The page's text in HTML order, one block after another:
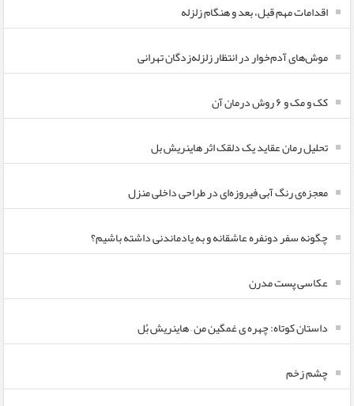
اقدامات مهم قبل، بعد و هنگام زلزله
موش‌های آدم‌خوار در انتظار زلزله‌زدگان تهرانی
کک و مک و ۶ روش درمان آن
تحلیل رمان عقاید یک دلقک اثر هاینریش بل
معجزه‌ی رنگ آبی فیروزه‌ای در طراحی داخلی منزل
چگونه سفر دونفره عاشقانه و به یادماندنی داشته باشیم؟
عکاسی پست مدرن
داستان کوتاه: چهره ی غمگین من – هاینریش بُل
چشم زخم